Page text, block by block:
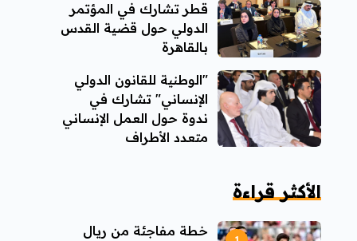
قطر تشارك في المؤتمر
الدولي حول قضية القدس
بالقاهرة
"الوطنية للقانون الدولي
الإنساني" تشارك في
ندوة حول العمل الإنساني
متعدد الأطراف
الأكثر قراءة
خطة مفاجئة من ريال